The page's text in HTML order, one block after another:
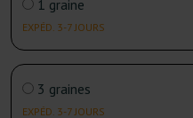
1 graine
EXPÉD. 3-7 JOURS
3 graines
EXPÉD. 3-7 JOURS